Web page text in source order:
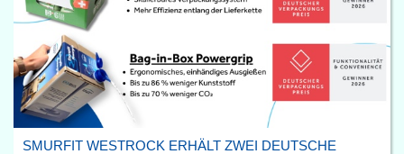
SMURFIT WESTROCK ERHÄLT ZWEI DEUTSCHE